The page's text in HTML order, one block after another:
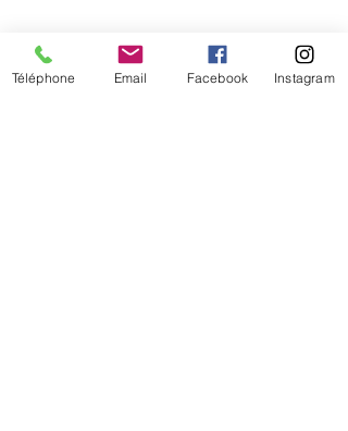
Téléphone Email Facebook Instagram